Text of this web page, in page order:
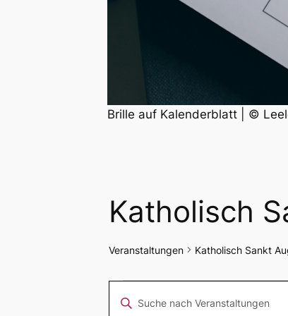
Brille auf Kalenderblatt | ©
Katholisch
Veranstaltungen Katholisch Sankt
Veranstaltungen
Veranstaltungen
Bitte